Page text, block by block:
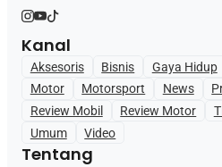
Kanal
Aksesoris Bisnis Gaya Hidup
Motor
Motorsport News
Review Mobil
Review Motor
Umum
Video
Tentang